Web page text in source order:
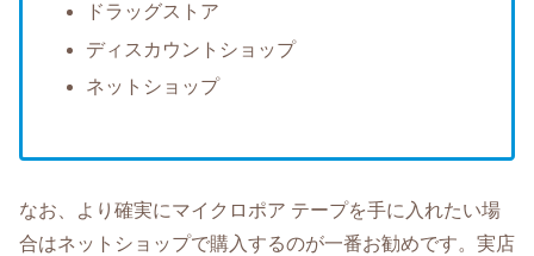
ドラッグストア
ディスカウントショップ
ネットショップ
なお、より確実にマイクロポア テープを手に入れたい場
合はネットショップで購入するのが一番お勧めです。実店